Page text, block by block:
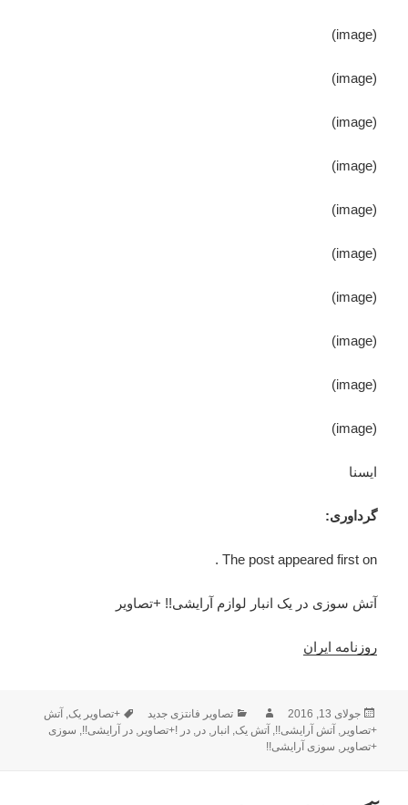
(image)
(image)
(image)
(image)
(image)
(image)
(image)
(image)
(image)
(image)
ایسنا
گرداوری:
The post appeared first on .
آتش سوزی در یک انبار لوازم آرایشی!! +تصاویر
روزنامه ایران
ارسال
شده
در
جولای 13, 2016 نویسندهدسته‌ها
تصاویر فانتزی جدید برچسب‌ها
+تصاویر یک, آتش
+تصاویر, آتش آرایشی!!, آتش یک, انبار,در,در !+تصاویر,در آرایشی!!, سوزی
+تصاویر, سوزی آرایشی!!